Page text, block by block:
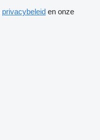
privacybeleid en onze